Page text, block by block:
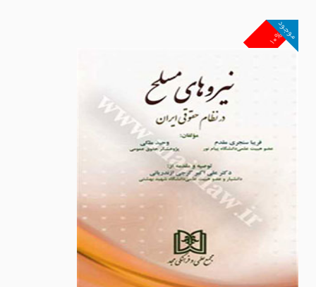
۱۰%
موجود